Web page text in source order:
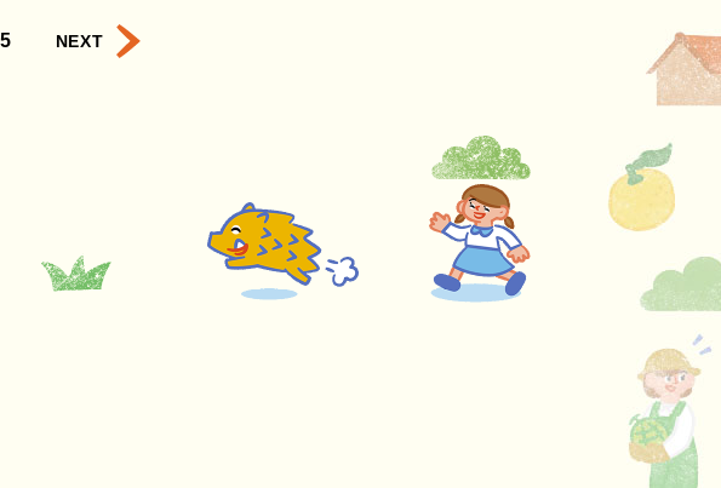
5 NEXT